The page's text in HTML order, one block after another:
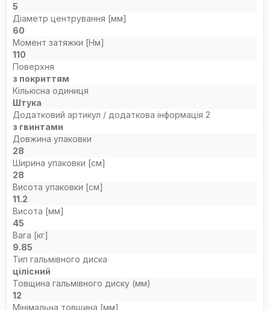
5
Діаметр центрування [мм]
60
Момент затяжки [Нм]
110
Поверхня
з покриттям
Кількісна одиниця
Штука
Додатковий артикул / додаткова інформація 2
з гвинтами
Довжина упаковки
28
Ширина упаковки [см]
28
Висота упаковки [см]
11.2
Висота [мм]
45
Вага [кг]
9.85
Тип гальмівного диска
цілісний
Товщина гальмівного диску (мм)
12
Мінімальна товщина [мм]